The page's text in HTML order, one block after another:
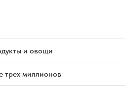
и овощи
трех миллионов